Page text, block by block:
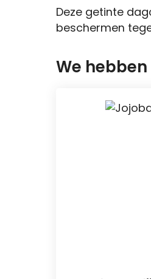
Deze getinte
beschermen
We